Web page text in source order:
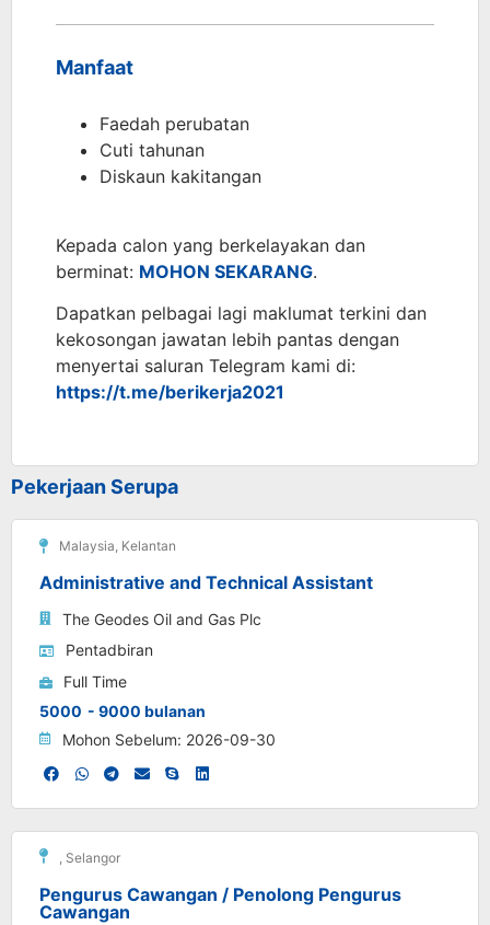
Manfaat
Faedah perubatan
Cuti tahunan
Diskaun kakitangan
Kepada calon yang berkelayakan dan
berminat: MOHON SEKARANG.
Dapatkan pelbagai lagi maklumat terkini dan
kekosongan jawatan lebih pantas dengan
menyertai saluran Telegram kami di:
https://t.me/berikerja2021
Pekerjaan Serupa
Malaysia Kelantan
Administrative and Technical Assistant
The Geodes Oil and Gas Plc
Pentadbiran
Full Time
5000 - 9000 bulanan
Mohon Sebelum: 2026-09-30
, Selangor
Pengurus Cawangan / Penolong Pengurus
Cawangan